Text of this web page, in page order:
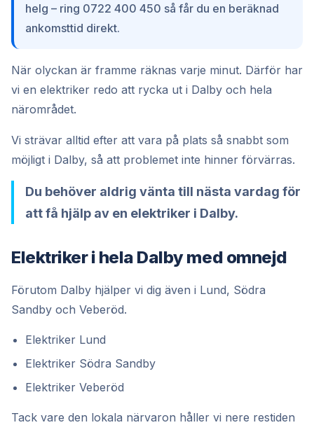
helg – ring 0722 400 450 så får du en beräknad
ankomsttid direkt.
När olyckan är framme räknas varje minut. Därför har
vi en elektriker redo att rycka ut i Dalby och hela
närområdet.
Vi strävar alltid efter att vara på plats så snabbt som
möjligt i Dalby, så att problemet inte hinner förvärras.
Du behöver aldrig vänta till nästa vardag för
att få hjälp av en elektriker i Dalby.
Elektriker i hela Dalby med omnejd
Förutom Dalby hjälper vi dig även i Lund, Södra
Sandby och Veberöd.
Elektriker Lund
Elektriker Södra Sandby
Elektriker Veberöd
Tack vare den lokala närvaron håller vi nere restiden